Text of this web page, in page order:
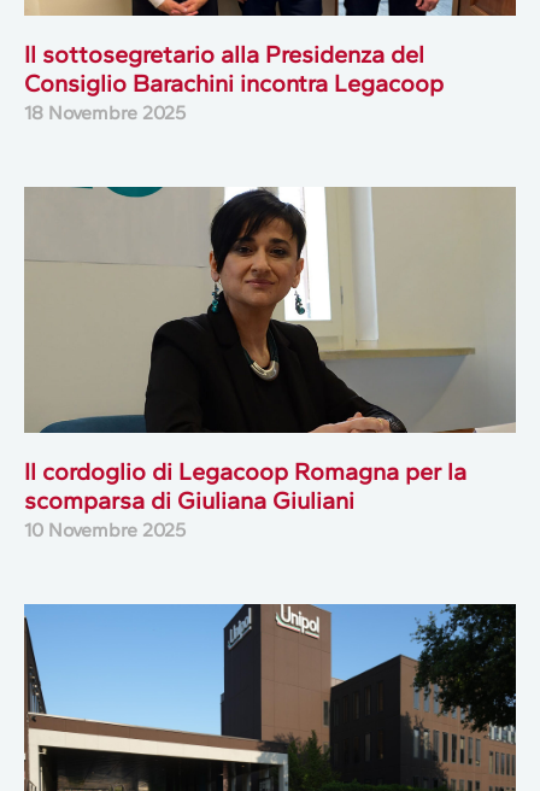
Il sottosegretario alla Presidenza del
Consiglio Barachini incontra Legacoop
18 Novembre 2025
Il cordoglio di Legacoop Romagna per la
scomparsa di Giuliana Giuliani
10 Novembre 2025